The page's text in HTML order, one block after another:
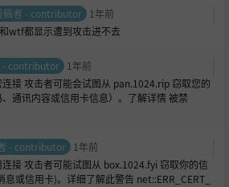
稿者 - contributor
1年前
wtf都显示遭到攻击进不去
- contributor
1年前
接 攻击者可能会试图从 pan.1024.rip 窃取您的
通讯内容或信用卡信息）。了解详情 被禁
- contributor
1年前
接 攻击者可能试图从 box.1024.fyi 窃取你的信
息或信用卡)。详细了解此警告 net::ERR_CERT_